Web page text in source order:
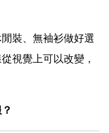
裝、無袖衫做好選
視覺上可以改變，